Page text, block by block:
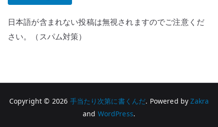
日本語が含まれない投稿は無視されますのでご注意くだ
さい。（スパム対策）
Copyright © 2026 手当たり次第に書くんだ. Powered byZakra
and WordPress.